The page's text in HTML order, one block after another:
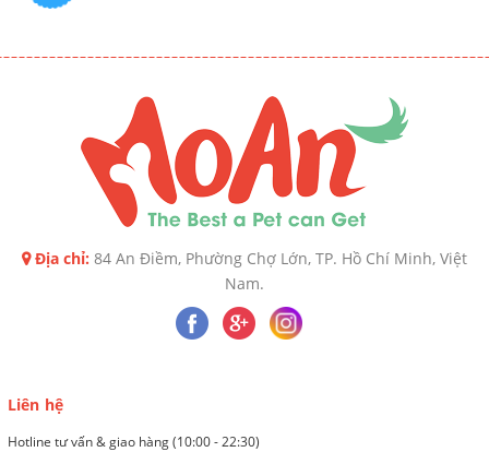
Địa chỉ: 84 An Điềm, Phường Chợ Lớn, TP. Hồ Chí Minh, Việt
Nam.
Liên hệ
Hotline tư vấn & giao hàng (10:00 - 22:30)